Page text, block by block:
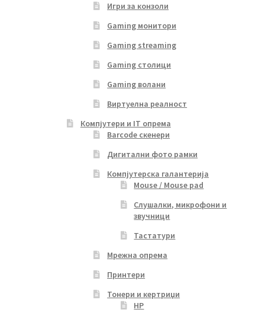
Игри за конзоли
Gaming монитори
Gaming streaming
Gaming столици
Gaming волани
Виртуелна реалност
Компјутери и IT опрема
Barcode скенери
Дигитални фото рамки
Компјутерска галантерија
Mouse / Mouse pad
Слушалки, микрофони и
звучници
Тастатури
Мрежна опрема
Принтери
Тонери и кертриџи
HP